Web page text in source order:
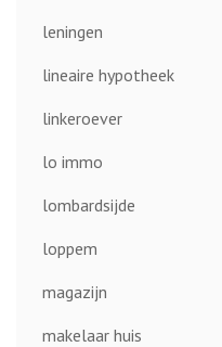
leningen
lineaire hypotheek
linkeroever
lo immo
lombardsijde
loppem
magazijn
makelaar huis